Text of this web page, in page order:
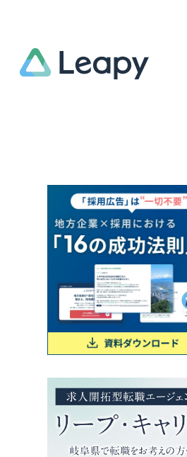
一過性の広告に頼らず、
「仕組み」と「ノウハウ」を残
産型DX支援をご提供します